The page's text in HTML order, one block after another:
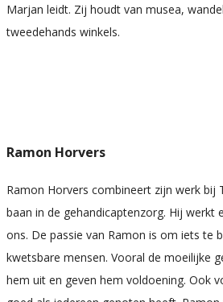
Marjan leidt. Zij houdt van musea,
tweedehands winkels.
Ramon Horvers
Ramon Horvers combineert zijn werk bij
baan in de gehandicaptenzorg. Hij werkt
ons. De passie van Ramon is om iets te
kwetsbare mensen. Vooral de moeilijke
hem uit en geven hem voldoening. Ook